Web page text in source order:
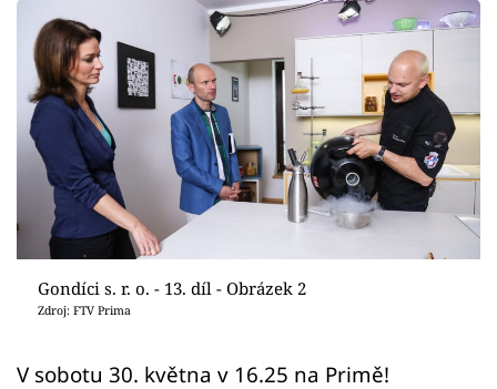
Zahrada
Design
Sledujte prima+
Přihlášení
Sledujte nás
Gondíci s. r. o. - 13. díl - Obrázek 2
Zdroj: FTV Prima
V sobotu 30. května v 16.25 na Primě!